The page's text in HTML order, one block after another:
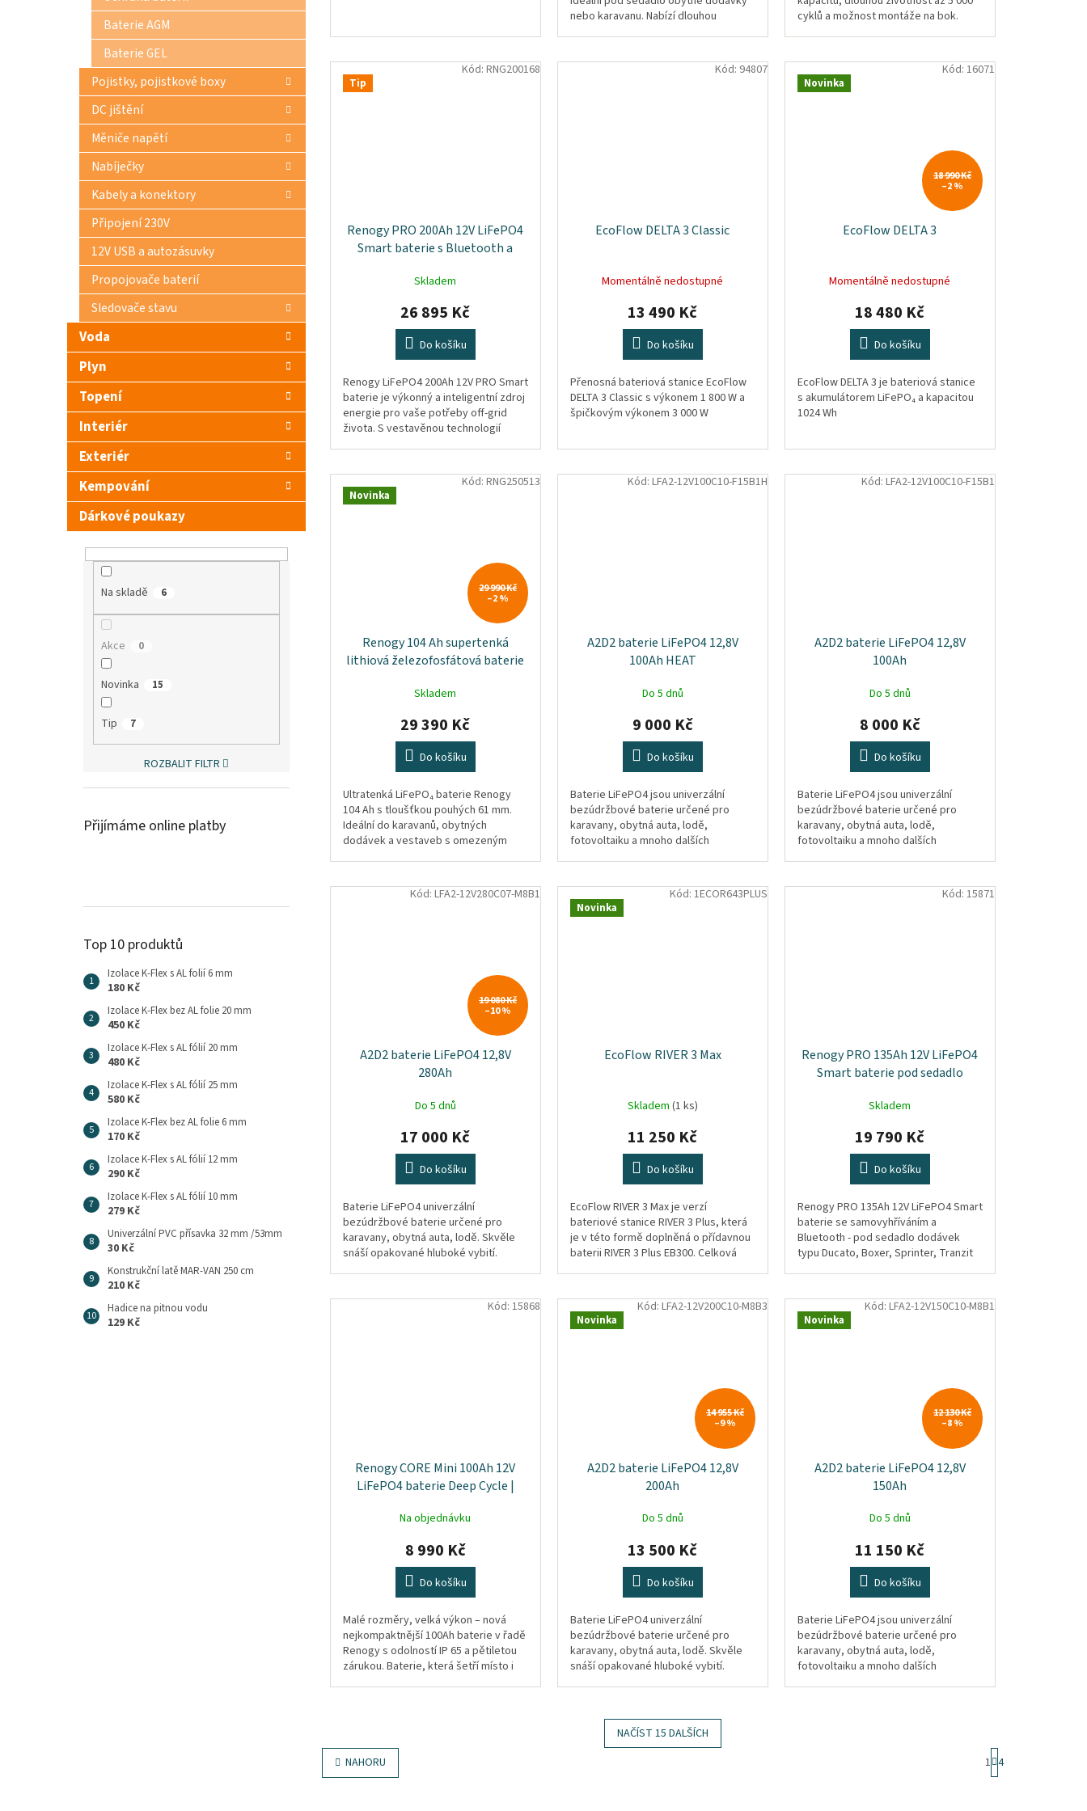
Baterie AGM
Baterie GEL
Pojistky, pojistkové boxy
DC jištění
Měniče napětí
Nabíječky
Kabely a konektory
Připojení 230V
12V USB a autozásuvky
Propojovače baterií
Sledovače stavu
Voda
Plyn
Topení
Interiér
Exteriér
Kempování
Dárkové poukazy
Na skladě 6
Akce 0
Novinka 15
Tip 7
ROZBALIT FILTR
Přijímáme online platby
Top 10 produktů
Izolace K-Flex s AL folií 6 mm
180 Kč
Izolace K-Flex bez AL folie 20 mm
450 Kč
Izolace K-Flex s AL fólií 20 mm
480 Kč
Izolace K-Flex s AL fólií 25 mm
580 Kč
Izolace K-Flex bez AL folie 6 mm
170 Kč
Izolace K-Flex s AL fólií 12 mm
290 Kč
Izolace K-Flex s AL fólií 10 mm
279 Kč
Univerzální PVC přísavka 32 mm /53mm
30 Kč
Konstrukční latě MAR-VAN 250 cm
210 Kč
Hadice na pitnou vodu
129 Kč
nebo karavanu. Nabízí dlouhou
cyklů a možnost montáže na bok.
Tip
Renogy PRO 200Ah 12V LiFePO4
Smart baterie s Bluetooth a
Skladem
26 895 Kč
Do košíku
Renogy LiFePO4 200Ah 12V PRO Smart
baterie je výkonný a inteligentní zdroj
energie pro vaše potřeby off-grid
života. S vestavěnou technologií
Kód: RNG200168
EcoFlow DELTA 3 Classic
Momentálně nedostupné
13 490 Kč
Do košíku
Přenosná bateriová stanice EcoFlow
DELTA 3 Classic s výkonem 1 800 W a
špičkovým výkonem 3 000 W
Kód: 94807
Novinka
18 990 Kč
–2 %
EcoFlow DELTA 3
Momentálně nedostupné
18 480 Kč
Do košíku
EcoFlow DELTA 3 je bateriová stanice
s akumulátorem LiFePO₄ a kapacitou
1024 Wh
Kód: 16071
Novinka
29 990 Kč
–2 %
Renogy 104 Ah supertenká
lithiová železofosfátová baterie
Skladem
29 390 Kč
Do košíku
Ultratenká LiFePO₄ baterie Renogy
104 Ah s tloušťkou pouhých 61 mm.
Ideální do karavanů, obytných
dodávek a vestaveb s omezeným
Kód: RNG250513
A2D2 baterie LiFePO4 12,8V
100Ah HEAT
Do 5 dnů
9 000 Kč
Do košíku
Baterie LiFePO4 jsou univerzální
bezúdržbové baterie určené pro
karavany, obytná auta, lodě,
fotovoltaiku a mnoho dalších
Kód: LFA2-12V100C10-F15B1H
A2D2 baterie LiFePO4 12,8V
100Ah
Do 5 dnů
8 000 Kč
Do košíku
Baterie LiFePO4 jsou univerzální
bezúdržbové baterie určené pro
karavany, obytná auta, lodě,
fotovoltaiku a mnoho dalších
Kód: LFA2-12V100C10-F15B1
19 080 Kč
–10 %
A2D2 baterie LiFePO4 12,8V
280Ah
Do 5 dnů
17 000 Kč
Do košíku
Baterie LiFePO4 univerzální
bezúdržbové baterie určené pro
karavany, obytná auta, lodě. Skvěle
snáší opakované hluboké vybití.
Kód: LFA2-12V280C07-M8B1
Novinka
EcoFlow RIVER 3 Max
Skladem (1 ks)
11 250 Kč
Do košíku
EcoFlow RIVER 3 Max je verzí
bateriové stanice RIVER 3 Plus, která
je v této formě doplněná o přídavnou
baterii RIVER 3 Plus EB300. Celková
Kód: 1ECOR643PLUS
Renogy PRO 135Ah 12V LiFePO4
Smart baterie pod sedadlo
Skladem
19 790 Kč
Do košíku
Renogy PRO 135Ah 12V LiFePO4 Smart
baterie se samovyhříváním a
Bluetooth - pod sedadlo dodávek
typu Ducato, Boxer, Sprinter, Tranzit
Kód: 15871
Renogy CORE Mini 100Ah 12V
LiFePO4 baterie Deep Cycle |
Na objednávku
8 990 Kč
Do košíku
Malé rozměry, velká výkon – nová
nejkompaktnější 100Ah baterie v řadě
Renogy s odolností IP 65 a pětiletou
zárukou. Baterie, která šetří místo i
Kód: 15868
Novinka
14 955 Kč
–9 %
A2D2 baterie LiFePO4 12,8V
200Ah
Do 5 dnů
13 500 Kč
Do košíku
Baterie LiFePO4 univerzální
bezúdržbové baterie určené pro
karavany, obytná auta, lodě. Skvěle
snáší opakované hluboké vybití.
Kód: LFA2-12V200C10-M8B3
Novinka
12 130 Kč
–8 %
A2D2 baterie LiFePO4 12,8V
150Ah
Do 5 dnů
11 150 Kč
Do košíku
Baterie LiFePO4 jsou univerzální
bezúdržbové baterie určené pro
karavany, obytná auta, lodě,
fotovoltaiku a mnoho dalších
Kód: LFA2-12V150C10-M8B1
O
NAČÍST 15 DALŠÍCH
t
1 4
NAHORU